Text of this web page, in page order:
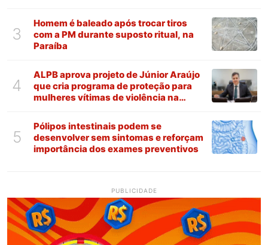
3
Homem é baleado após trocar tiros
com a PM durante suposto ritual, na
Paraíba
4
ALPB aprova projeto de Júnior Araújo
que cria programa de proteção para
mulheres vítimas de violência na
5
Pólipos intestinais podem se
desenvolver sem sintomas e reforçam
importância dos exames preventivos
PUBLICIDADE